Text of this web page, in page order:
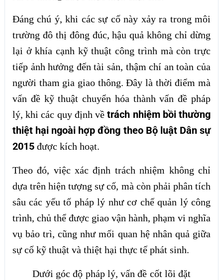
Đáng chú ý, khi các sự cố này xảy ra trong môi
trường đô thị đông đúc, hậu quả không chỉ dừng
lại ở khía cạnh kỹ thuật công trình mà còn trực
tiếp ảnh hưởng đến tài sản, thậm chí an toàn của
người tham gia giao thông. Đây là thời điểm mà
vấn đề kỹ thuật chuyển hóa thành vấn đề pháp
lý, khi các quy định vềtrách nhiệm bồi thường
thiệt hại ngoài hợp đồng theo Bộ luật Dân sự
2015được kích hoạt.
Theo đó, việc xác định trách nhiệm không chỉ
dựa trên hiện tượng sự cố, mà còn phải phân tích
sâu các yếu tố pháp lý như cơ chế quản lý công
trình, chủ thể được giao vận hành, phạm vi nghĩa
vụ bảo trì, cũng như mối quan hệ nhân quả giữa
sự cố kỹ thuật và thiệt hại thực tế phát sinh.
Dưới góc độ pháp lý, vấn đề cốt lõi đặt